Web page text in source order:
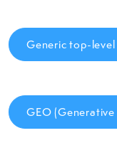
Generic top-level
GEO